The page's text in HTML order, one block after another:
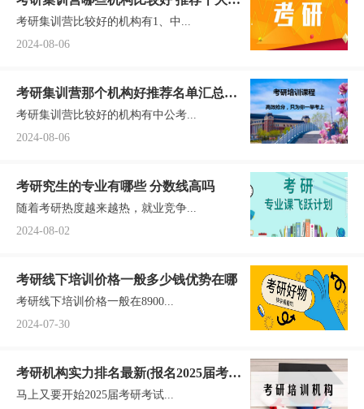
单汇总一览
考研集训营比较好的机构有1、中...
2024-08-06
考研集训营那个机构好推荐名单汇总一
览
考研集训营比较好的机构有中公考...
2024-08-06
考研究生的专业有哪些 分数线高吗
随着考研热度越来越热，就业竞争...
2024-08-02
考研线下培训价格一般多少钱优势在哪
考研线下培训价格一般在8900...
2024-07-30
考研机构实力排名最新(报名2025届考研
参考)
马上又要开始2025届考研考试...